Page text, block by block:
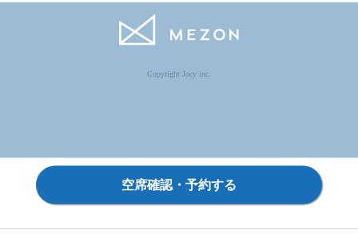
Copyright Jocy inc.
空席確認・予約する